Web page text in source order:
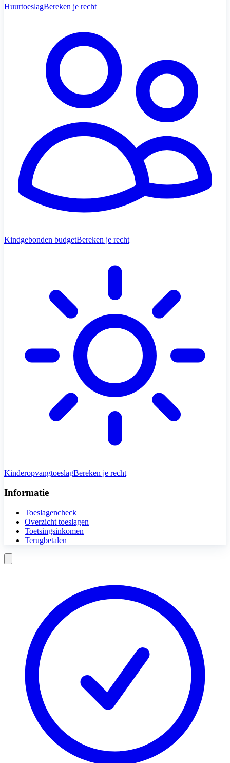
HuurtoeslagBereken je recht
Kindgebonden budgetBereken je recht
KinderopvangtoeslagBereken je recht
Informatie
Toeslagencheck
Overzicht toeslagen
Toetsingsinkomen
Terugbetalen